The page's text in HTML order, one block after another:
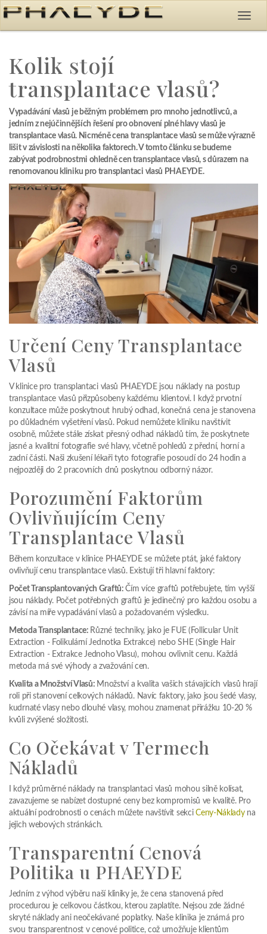
Kolik stojí
transplantace vlasů?
Vypadávání vlasů je běžným problémem pro mnoho jednotlivců, a
jedním z nejúčinnějších řešení pro obnovení plné hlavy vlasů je
transplantace vlasů. Nicméně cena transplantace vlasů se může výrazně
lišit v závislosti na několika faktorech. V tomto článku se budeme
zabývat podrobnostmi ohledně cen transplantace vlasů, s důrazem na
renomovanou kliniku pro transplantaci vlasů PHAEYDE.
Určení Ceny Transplantace
Vlasů
V klinice pro transplantaci vlasů PHAEYDE jsou náklady na postup
transplantace vlasů přizpůsobeny každému klientovi. I když prvotní
konzultace může poskytnout hrubý odhad, konečná cena je stanovena
po důkladném vyšetření vlasů. Pokud nemůžete kliniku navštívit
osobně, můžete stále získat přesný odhad nákladů tím, že poskytnete
jasné a kvalitní fotografie své hlavy, včetně pohledů z přední, horní a
zadní části. Naši zkušení lékaři tyto fotografie posoudí do 24 hodin a
nejpozději do 2 pracovních dnů poskytnou odborný názor.
Porozumění Faktorům
Ovlivňujícím Ceny
Transplantace Vlasů
Během konzultace v klinice PHAEYDE se můžete ptát, jaké faktory
ovlivňují cenu transplantace vlasů. Existují tři hlavní faktory:
Počet Transplantovaných Graftů:Čím více graftů potřebujete, tím vyšší
jsou náklady. Počet potřebných graftů je jedinečný pro každou osobu a
závisí na míře vypadávání vlasů a požadovaném výsledku.
Metoda Transplantace: Různé techniky, jako je FUE (Follicular Unit
Extraction - Folikulární Jednotka Extrakce) nebo SHE (Single Hair
Extraction - Extrakce Jednoho Vlasu), mohou ovlivnit cenu. Každá
metoda má své výhody a zvažování cen.
Kvalita a Množství Vlasů: Množství a kvalita vašich stávajících vlasů hrají
roli při stanovení celkových nákladů. Navíc faktory, jako jsou šedé vlasy,
kudrnaté vlasy nebo dlouhé vlasy, mohou znamenat přirážku 10-20 %
kvůli zvýšené složitosti.
Co Očekávat v Termech
Nákladů
I když průměrné náklady na transplantaci vlasů mohou silně kolísat,
zavazujeme se nabízet dostupné ceny bez kompromisů ve kvalitě. Pro
aktuální podrobnosti o cenách můžete navštívit sekciCeny-Nákladyna
jejich webových stránkách.
Transparentní Cenová
Politika u PHAEYDE
Jedním z výhod výběru naší kliniky je, že cena stanovená před
procedurou je celkovou částkou, kterou zaplatíte. Nejsou zde žádné
skryté náklady ani neočekávané poplatky. Naše klinika je známá pro
svou transparentnost v cenové politice, což umožňuje klientům